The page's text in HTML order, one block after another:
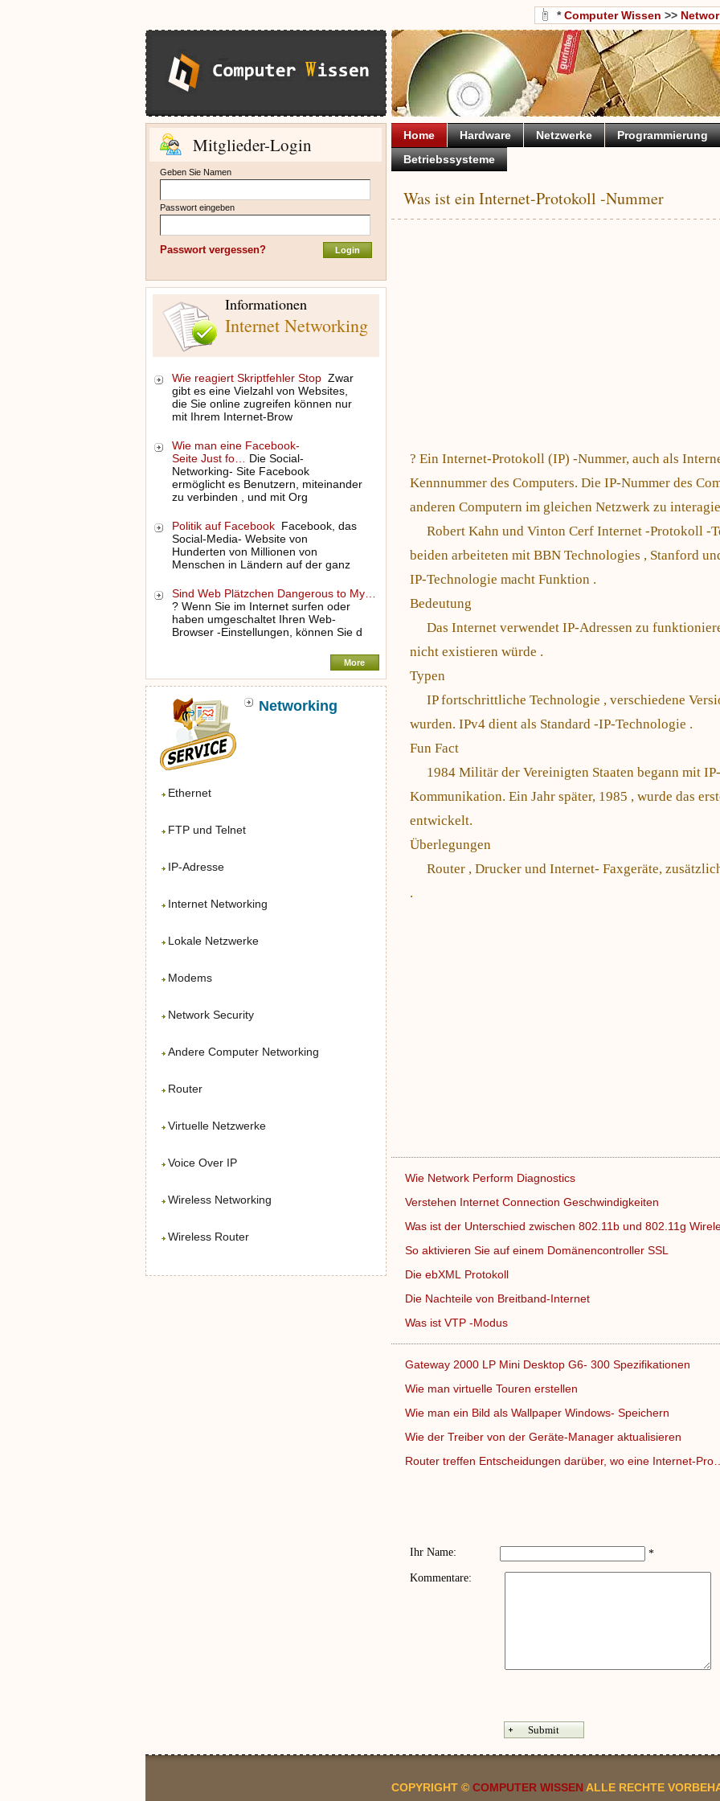
Mitglieder-Login
Geben Sie Namen
Passwort eingeben
Passwort vergessen?
Informationen
Internet Networking
Wie reagiert Skriptfehler Stop Zwar
gibt es eine Vielzahl von Websites,
die Sie online zugreifen können nur
mit Ihrem Internet-Brow
Wie man eine Facebook-
Seite Just fo…
Die Social-
Networking- Site Facebook
ermöglicht es Benutzern, miteinander
zu verbinden , und mit Org
Politik auf Facebook Facebook, das
Social-Media- Website von
Hunderten von Millionen von
Menschen in Ländern auf der ganz
Sind Web Plätzchen Dangerous to My…
? Wenn Sie im Internet surfen oder
haben umgeschaltet Ihren Web-
Browser -Einstellungen, können Sie d
More
Networking
Ethernet
FTP und Telnet
IP-Adresse
Internet Networking
Lokale Netzwerke
Modems
Network Security
Andere Computer Networking
Router
Virtuelle Netzwerke
Voice Over IP
Wireless Networking
Wireless Router
*Computer Wissen >>
Home Hardware Netzwerke
Programmierung
Betriebssysteme
Was ist ein Internet-Protokoll -Nummer
? Ein Internet-Protokoll (IP) -Nummer, auch als
Kennnummer des Computers. Die IP-Nummer des
anderen Computern im gleichen Netzwerk zu
Robert Kahn und Vinton Cerf Internet -Protokoll -
beiden arbeiteten mit BBN Technologies , Stanford
IP-Technologie macht Funktion .
Bedeutung
Das Internet verwendet IP-Adressen zu
nicht existieren würde .
Typen
IP fortschrittliche Technologie , verschiedene
wurden. IPv4 dient als Standard -IP-Technologie .
Fun Fact
1984 Militär der Vereinigten Staaten begann mit
Kommunikation. Ein Jahr später, 1985 , wurde das
entwickelt.
Überlegungen
Router , Drucker und Internet- Faxgeräte,
.
Wie Network Perform Diagnostics
Verstehen Internet Connection Geschwindigkeiten
Was ist der Unterschied zwischen 802.11b und 802.11g
So aktivieren Sie auf einem Domänencontroller SSL
Die ebXML Protokoll
Die Nachteile von Breitband-Internet
Was ist VTP -Modus
Gateway 2000 LP Mini Desktop G6- 300 Spezifikationen
Wie man virtuelle Touren erstellen
Wie man ein Bild als Wallpaper Windows- Speichern
Wie der Treiber von der Geräte-Manager aktualisieren
Router treffen Entscheidungen darüber, wo eine Internet-
Ihr Name:
*
Kommentare:
COPYRIGHT © COMPUTER WISSEN ALLE RECHTE